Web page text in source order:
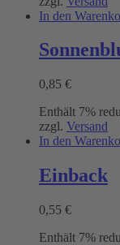
In den
0,85 €
Enthält 7%
zzgl. Versand
In den
Einback
0,55 €
Enthält 7%